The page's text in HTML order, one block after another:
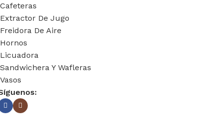
Cafeteras
Extractor De Jugo
Freidora De Aire
Hornos
Licuadora
Sandwichera Y Wafleras
Vasos